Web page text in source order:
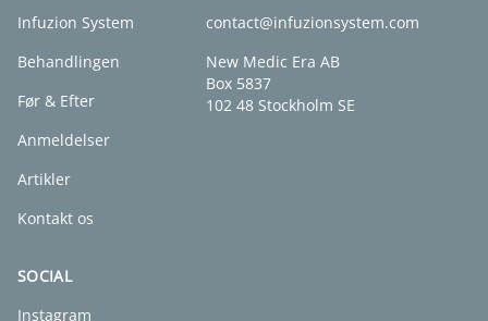
Infuzion System
Behandlingen
Før & Efter
Anmeldelser
Artikler
Kontakt os
contact@infuzionsystem.com
New Medic Era AB
Box 5837
102 48 Stockholm SE
SOCIAL
Instagram